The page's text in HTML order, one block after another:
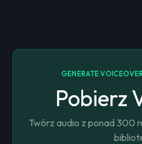
GENERATE
Pobierz
Twórz audio z ponad 300